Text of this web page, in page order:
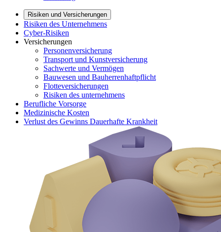
Risiken und Versicherungen
Risiken des Unternehmens
Cyber-Risiken
Versicherungen
Personenversicherung
Transport und Kunstversicherung
Sachwerte und Vermögen
Bauwesen und Bauherrenhaftpflicht
Flotteversicherungen
Risiken des unternehmens
Berufliche Vorsorge
Medizinische Kosten
Verlust des Gewinns Dauerhafte Krankheit